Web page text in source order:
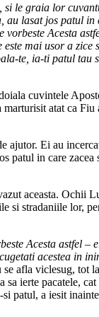
le graia lor
lasat jos patul in
Acesta
mai usor a
te, ia-ti patul tau
cuvintele
atat ca
Ei au
patul in care
aceasta. Ochii
si stradaniile lor,
Acesta astfel –
acestea in
afla viclesug,
ierte pacatele,
patul, a iesit